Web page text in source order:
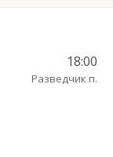
18:00
Разведчик п.